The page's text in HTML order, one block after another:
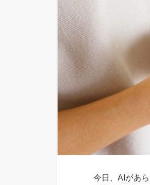
今日、AIがあ